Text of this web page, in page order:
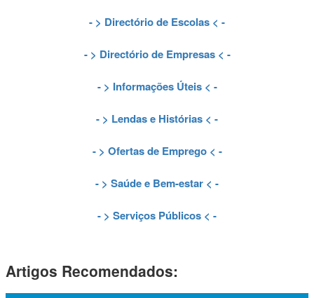
- > Directório de Escolas < -
- > Directório de Empresas< -
- > Informações Úteis< -
- > Lendas e Histórias < -
- > Ofertas de Emprego< -
- > Saúde e Bem-estar < -
- > Serviços Públicos < -
Artigos Recomendados: